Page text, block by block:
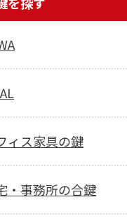
ィス家具の鍵
・事務所の合鍵